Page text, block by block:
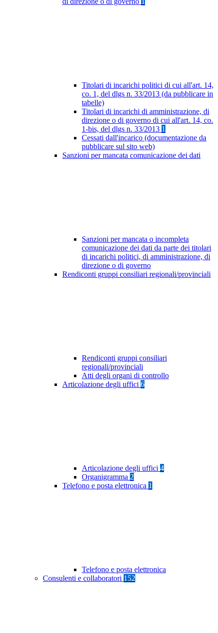
Titolari di incarichi politici di cui all'art. 14,
co. 1, del dlgs n. 33/2013 (da pubblicare in
tabelle)
Titolari di incarichi di amministrazione, di
direzione o di governo di cui all'art. 14, co.
1-bis, del dlgs n. 33/2013 1
Cessati dall'incarico (documentazione da
pubblicare sul sito web)
Sanzioni per mancata comunicazione dei dati
Sanzioni per mancata o incompleta
comunicazione dei dati da parte dei titolari
di incarichi politici, di amministrazione, di
direzione o di governo
Rendiconti gruppi consiliari regionali/provinciali
Rendiconti gruppi consiliari
regionali/provinciali
Atti degli organi di controllo
Articolazione degli uffici 6
Articolazione degli uffici 4
Organigramma 2
Telefono e posta elettronica 1
Telefono e posta elettronica
Consulenti e collaboratori 152